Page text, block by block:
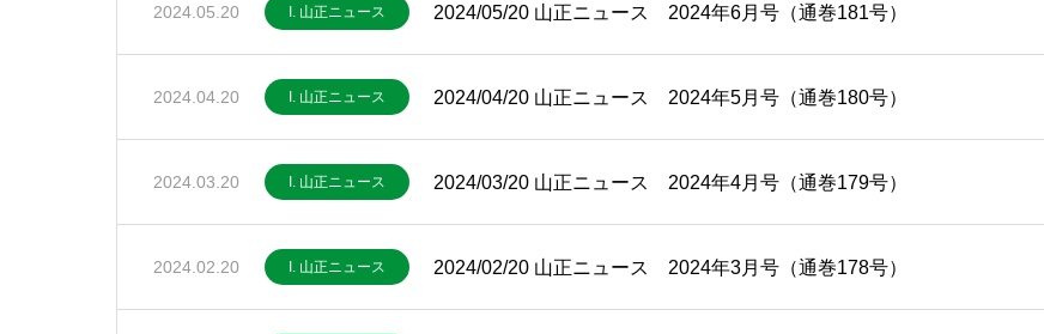
2024.05.20 I. 山正ニュース 2024/05/20 山正ニュース 2024年6月号（通巻181号）
2024.04.20 I. 山正ニュース 2024/04/20 山正ニュース 2024年5月号（通巻180号）
2024.03.20 I. 山正ニュース 2024/03/20 山正ニュース 2024年4月号（通巻179号）
2024.02.20 I. 山正ニュース 2024/02/20 山正ニュース 2024年3月号（通巻178号）